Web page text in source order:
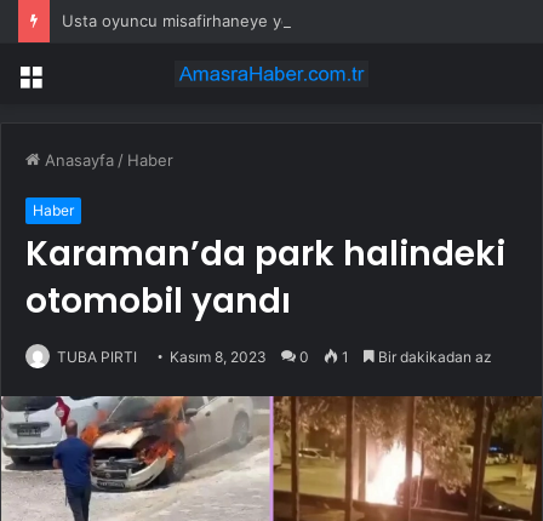
Menü
Anasayfa / Haber
Haber
Karaman’da park halindeki
otomobil yandı
TUBA PIRTI Kasım 8, 2023 0 1 Bir dakikadan az